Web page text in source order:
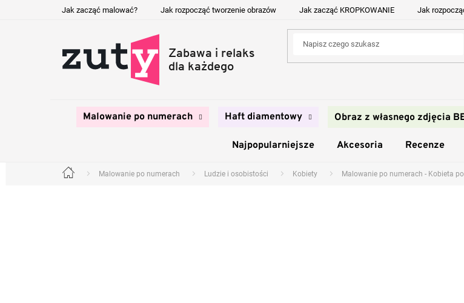
Jak zacząć malować? Jak rozpocząć tworzenie obrazów Jak zacząć KROPKOWANIE Jak
Malowanie po numerach Haft diamentowy Obraz z własnego zdjęcia
Najpopularniejsze Akcesoria Recenze
Home Malowanie po numerach Ludzie i osobistości Kobiety Malowanie po numerach - Kobieta